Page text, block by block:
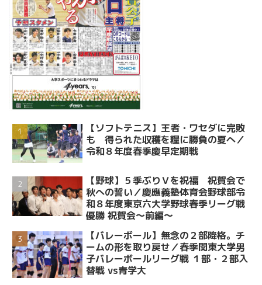
【ソフトテニス】王者・ワセダに完敗
も 得られた収穫を糧に勝負の夏へ／
令和８年度春季慶早定期戦
【野球】５季ぶりＶを祝福 祝賀会で
秋への誓い／慶應義塾体育会野球部令
和８年度東京六大学野球春季リーグ戦
優勝 祝賀会～前編～
【バレーボール】無念の２部降格。チ
ームの形を取り戻せ／春季関東大学男
子バレーボールリーグ戦 １部・２部入
替戦 vs青学大